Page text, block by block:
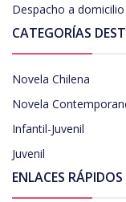
Despacho a domicilio
CATEGORÍAS
Novela Chilena
Novela
Infantil-Juvenil
Juvenil
ENLACES RÁPIDOS